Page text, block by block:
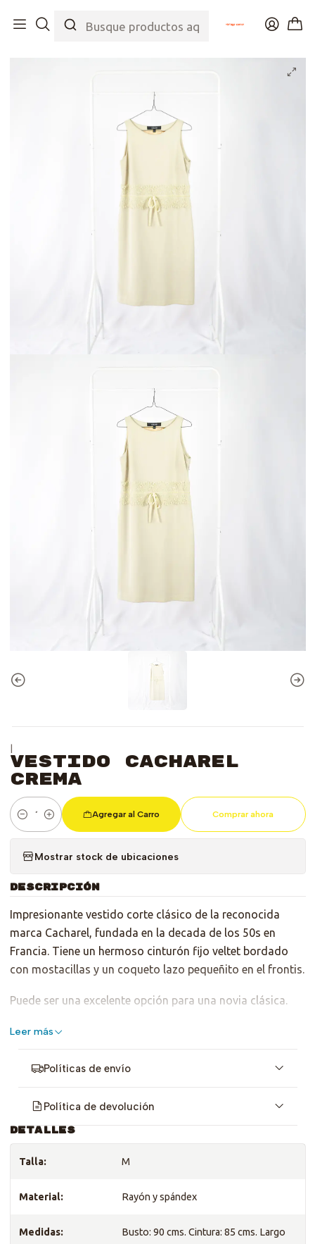
|
Vestido Cacharel
Crema
Cantidad
Agregar al Carro Comprar ahora
Mostrar stock de ubicaciones
DESCRIPCIÓN
Impresionante vestido corte clásico de la reconocida
marca Cacharel, fundada en la decada de los 50s en
Francia. Tiene un hermoso cinturón fijo veltet bordado
con mostacillas y un coqueto lazo pequeñito en el frontis.
Puede ser una excelente opción para una novia clásica.
Es talla M, sirve para S o L pequeña. Revisa medidas.
Leer más
Políticas de envío
Política de devolución
DETALLES
Talla: M
Material: Rayón y spándex
Medidas:
Busto: 90 cms. Cintura: 85 cms. Largo